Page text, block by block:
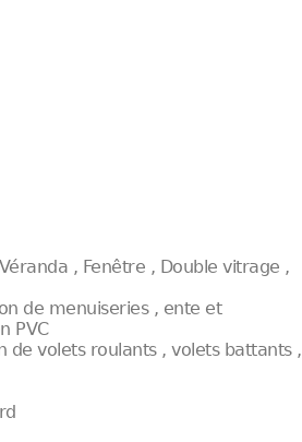
, Fenêtre , Double vitrage ,
de menuiseries , ente et
PVC
volets roulants , volets battants ,